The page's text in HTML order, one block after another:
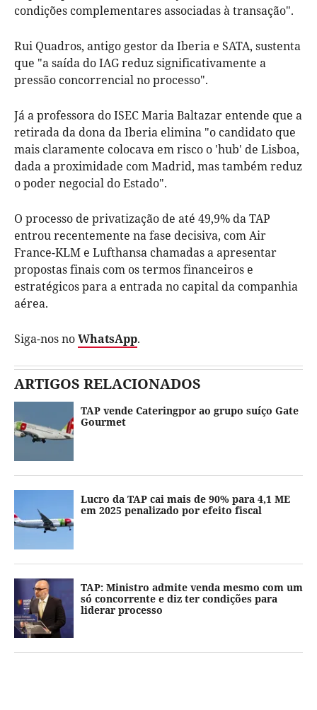
condições complementares associadas à transação".
Rui Quadros, antigo gestor da Iberia e SATA, sustenta
que "a saída do IAG reduz significativamente a
pressão concorrencial no processo".
Já a professora do ISEC Maria Baltazar entende que a
retirada da dona da Iberia elimina "o candidato que
mais claramente colocava em risco o 'hub' de Lisboa,
dada a proximidade com Madrid, mas também reduz
o poder negocial do Estado".
O processo de privatização de até 49,9% da TAP
entrou recentemente na fase decisiva, com Air
France-KLM e Lufthansa chamadas a apresentar
propostas finais com os termos financeiros e
estratégicos para a entrada no capital da companhia
aérea.
Siga-nos noWhatsApp.
ARTIGOS RELACIONADOS
TAP vende Cateringpor ao grupo suíço Gate
Gourmet
Lucro da TAP cai mais de 90% para 4,1 ME
em 2025 penalizado por efeito fiscal
TAP: Ministro admite venda mesmo com um
só concorrente e diz ter condições para
liderar processo